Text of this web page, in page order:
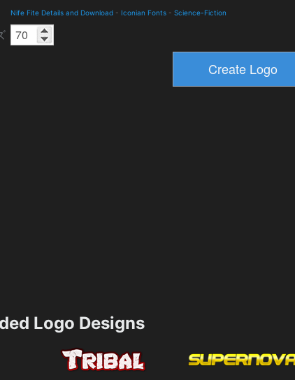
Nife Fite Details and Download - Iconian Fonts - Science-Fiction
Logo Designs